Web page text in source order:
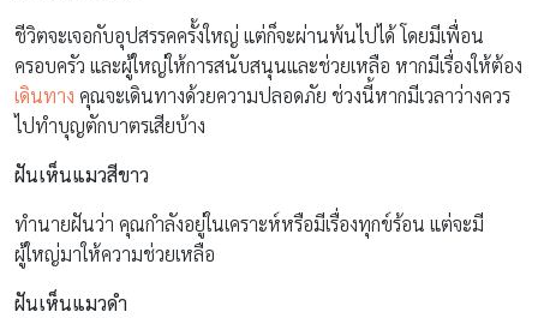
ชีวิตจะเจอกับอุปสรรคครั้งใหญ่ แต่ก็จะผ่านพ้นไปได้ โดยมีเพื่อน
ครอบครัว และผู้ใหญ่ให้การสนับสนุนและช่วยเหลือ หากมีเรื่องให้ต้อง
เดินทาง คุณจะเดินทางด้วยความปลอดภัย ช่วงนี้หากมีเวลาว่างควร
ไปทำบุญตักบาตรเสียบ้าง
ฝันเห็นแมวสีขาว
ทำนายฝันว่า คุณกำลังอยู่ในเคราะห์หรือมีเรื่องทุกข์ร้อน แต่จะมี
ผู้ใหญ่มาให้ความช่วยเหลือ
ฝันเห็นแมวดำ